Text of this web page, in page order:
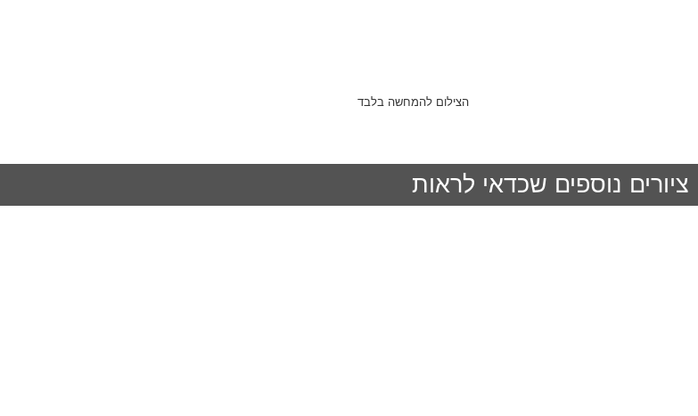
הצילום להמחשה בלבד
ציורים נוספים שכדאי לראות